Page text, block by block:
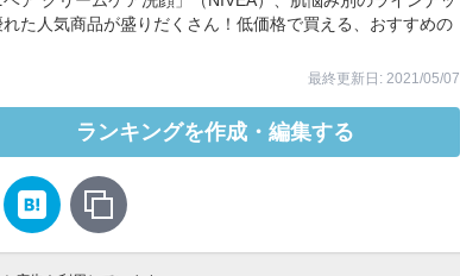
た人気商品が盛りだくさん！低価格で買える、おすすめの
最終更新日: 2021/05/07
ランキングを作成・編集する